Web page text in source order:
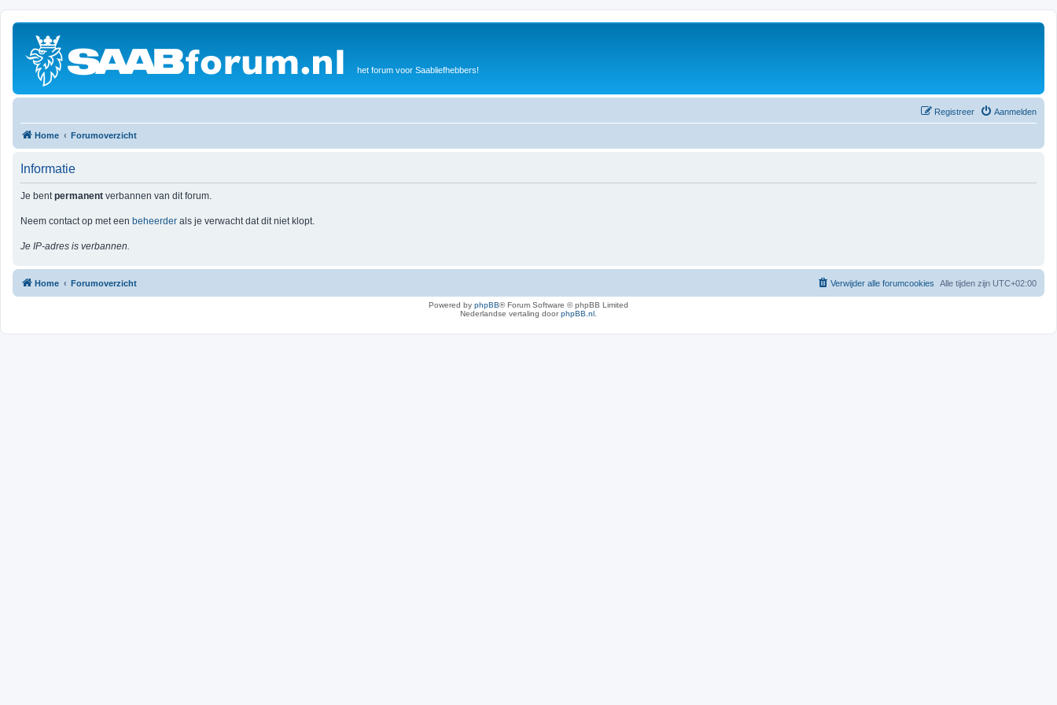
het forum voor Saabliefhebbers!
Aanmelden
Registreer
Home Forumoverzicht
Informatie
Je bentpermanent verbannen van dit forum.
Neem contact op met een beheerder als je verwacht dat dit niet klopt.
Je IP-adres is verbannen.
Home Forumoverzicht Alle tijden zijn UTC+02:00
Verwijder alle forumcookies
Powered by phpBB® Forum Software © phpBB Limited
Nederlandse vertaling doorphpBB.nl